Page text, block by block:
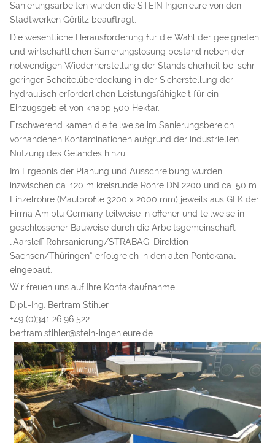
Sanierungsarbeiten wurden die STEIN Ingenieure von den
Stadtwerken Görlitz beauftragt.
Die wesentliche Herausforderung für die Wahl der geeigneten
und wirtschaftlichen Sanierungslösung bestand neben der
notwendigen Wiederherstellung der Standsicherheit bei sehr
geringer Scheitelüberdeckung in der Sicherstellung der
hydraulisch erforderlichen Leistungsfähigkeit für ein
Einzugsgebiet von knapp 500 Hektar.
Erschwerend kamen die teilweise im Sanierungsbereich
vorhandenen Kontaminationen aufgrund der industriellen
Nutzung des Geländes hinzu.
Im Ergebnis der Planung und Ausschreibung wurden
inzwischen ca. 120 m kreisrunde Rohre DN 2200 und ca. 50 m
Einzelrohre (Maulprofile 3200 x 2000 mm) jeweils aus GFK der
Firma Amiblu Germany teilweise in offener und teilweise in
geschlossener Bauweise durch die Arbeitsgemeinschaft
„Aarsleff Rohrsanierung/STRABAG, Direktion
Sachsen/Thüringen“ erfolgreich in den alten Pontekanal
eingebaut.
Wir freuen uns auf Ihre Kontaktaufnahme
Dipl.-Ing. Bertram Stihler
+49 (0)341 26 96 522
bertram.stihler@stein-ingenieure.de